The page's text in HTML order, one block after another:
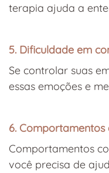
terapia ajuda a
5. Dificuldade em
Se controlar suas
essas emoções e
6.
Comportamentos
você precisa de